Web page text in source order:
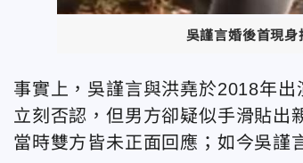
吳謹言婚後首現身
事實上，吳謹言與洪堯於2018年
立刻否認，但男方卻疑似手滑貼出
當時雙方皆未正面回應；如今吳謹